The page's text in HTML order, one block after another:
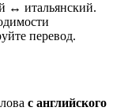
↔ итальянский.
перевод.
с английского